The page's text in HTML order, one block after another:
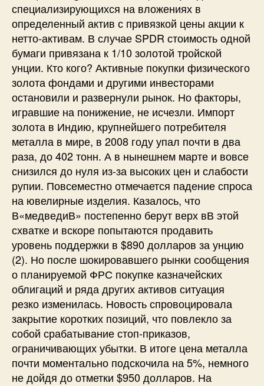
специализирующихся на вложениях в
определенный актив с привязкой цены акции к
нетто-активам. В случае SPDR стоимость одной
бумаги привязана к 1/10 золотой тройской
унции. Кто кого? Активные покупки физического
золота фондами и другими инвесторами
остановили и развернули рынок. Но факторы,
игравшие на понижение, не исчезли. Импорт
золота в Индию, крупнейшего потребителя
металла в мире, в 2008 году упал почти в два
раза, до 402 тонн. А в нынешнем марте и вовсе
снизился до нуля из-за высоких цен и слабости
рупии. Повсеместно отмечается падение спроса
на ювелирные изделия. Казалось, что
В«медведиВ» постепенно берут верх вВ этой
схватке и вскоре попытаются продавить
уровень поддержки в $890 долларов за унцию
(2). Но после шокировавшего рынки сообщения
о планируемой ФРС покупке казначейских
облигаций и ряда других активов ситуация
резко изменилась. Новость спровоцировала
закрытие коротких позиций, что повлекло за
собой срабатывание стоп-приказов,
ограничивающих убытки. В итоге цена металла
почти моментально подскочила на 5%, немного
не дойдя до отметки $950 долларов. На